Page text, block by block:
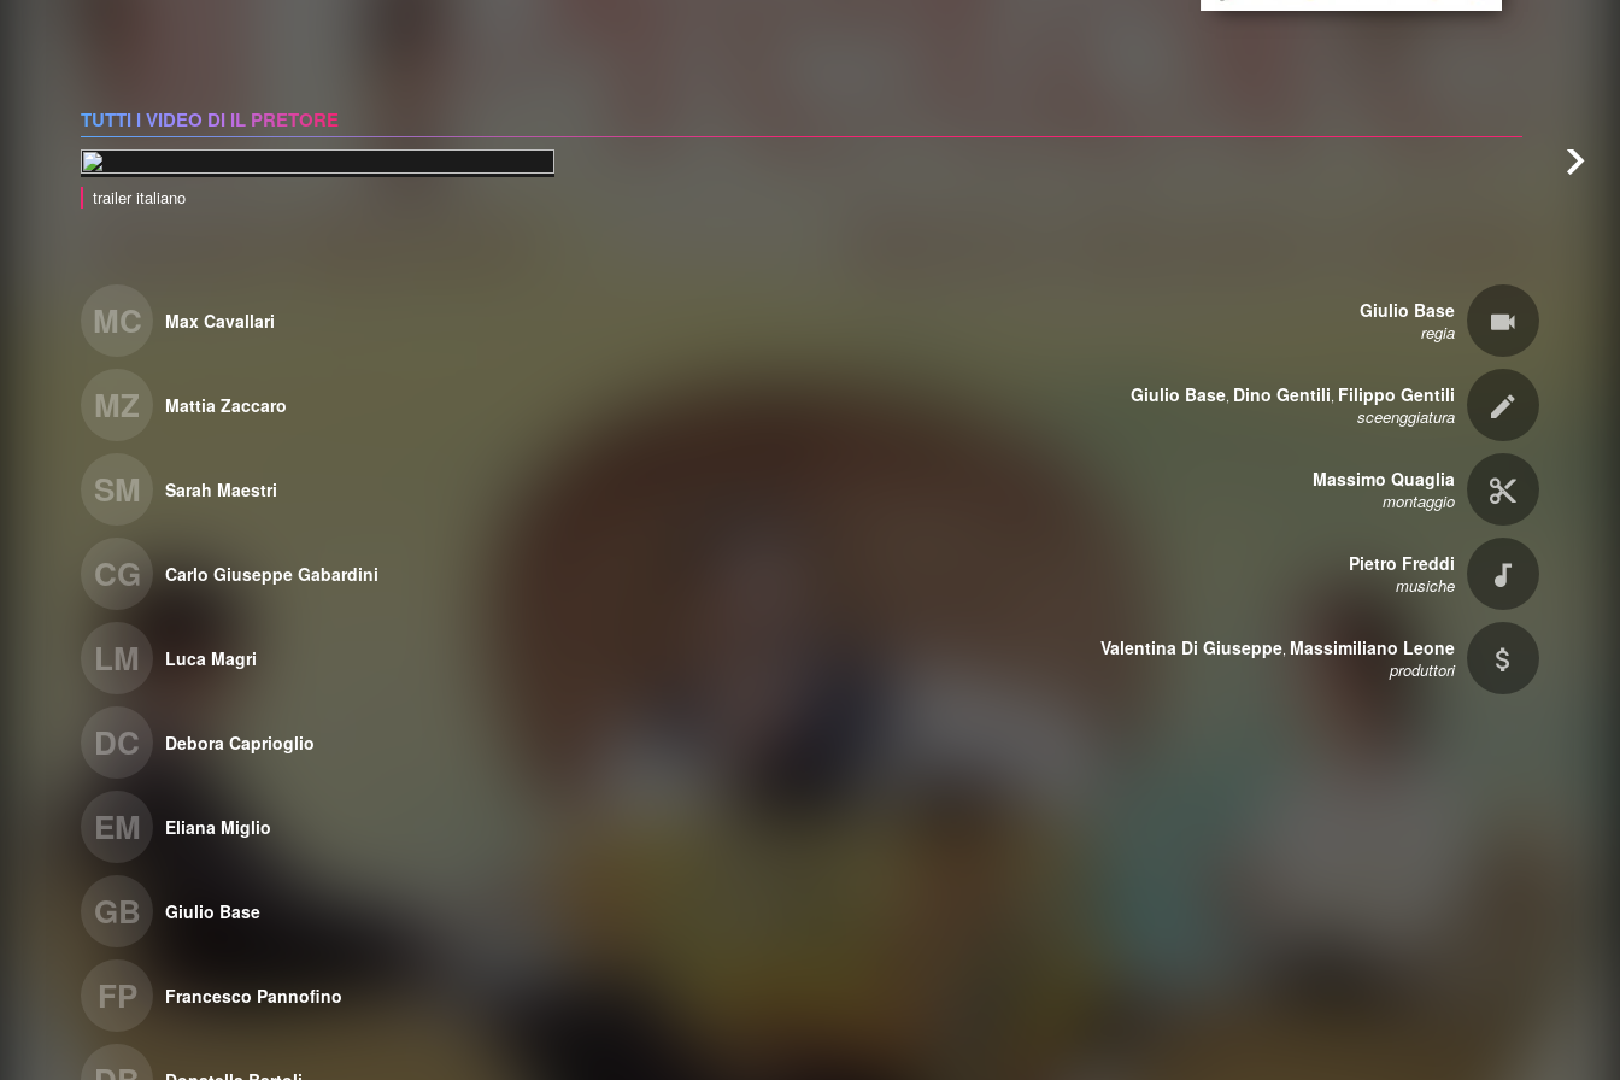
TUTTI I VIDEO DI IL PRETORE
trailer italiano
MC Max Cavallari
MZ Mattia Zaccaro
SM Sarah Maestri
CG Carlo Giuseppe Gabardini
LM Luca Magri
DC Debora Caprioglio
EM Eliana Miglio
GB Giulio Base
FP Francesco Pannofino
Giulio Base
regia
Giulio Base, Dino Gentili, Filippo Gentili
sceenggiatura
Massimo Quaglia
montaggio
Pietro Freddi
musiche
Valentina Di Giuseppe, Massimiliano Leone
produttori